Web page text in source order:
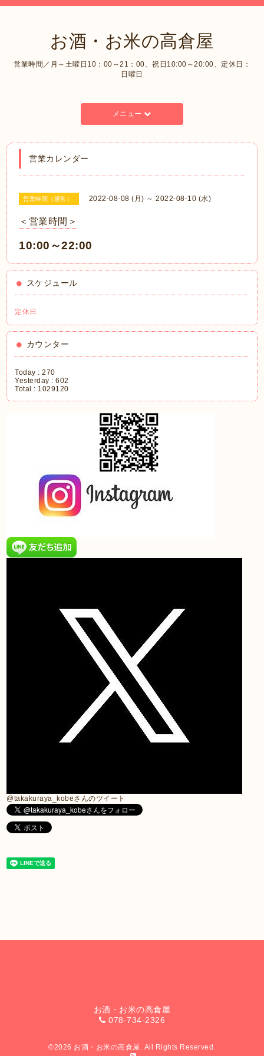
お酒・お米の高倉屋
営業時間／月～土曜日10：00～21：00、祝日10:00～20:00、定休日：
日曜日
メニュー
営業カレンダー
営業時間（通常） 2022-08-08 (月) ～ 2022-08-10 (水)
＜営業時間＞
10:00～22:00
スケジュール
定休日
カウンター
Today :270
Yesterday :602
Total : 1029120
@takakuraya_kobeさんのツイート
お酒・お米の高倉屋
078-734-2326
©2026 お酒・お米の高倉屋 . All Rights Reserved.